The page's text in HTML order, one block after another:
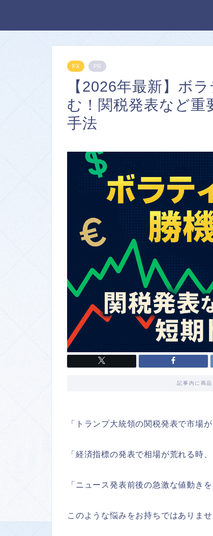
FX PR
【2026年最新】ボ
む！関税発表など重
手法
記事内に商
「トランプ大統領の関税発表で市場
「経済指標の発表で相場が荒れる時
「ニュース発表前後の急激な値動き
このような悩みをお持ちではありませ